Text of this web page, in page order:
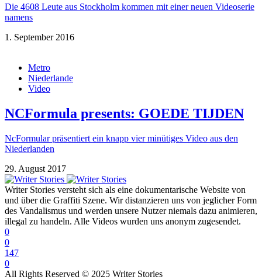
Die 4608 Leute aus Stockholm kommen mit einer neuen Videoserie
namens
1. September 2016
Metro
Niederlande
Video
NCFormula presents: GOEDE TIJDEN
NcFormular präsentiert ein knapp vier minütiges Video aus den
Niederlanden
29. August 2017
Writer Stories versteht sich als eine dokumentarische Website von
und über die Graffiti Szene. Wir distanzieren uns von jeglicher Form
des Vandalismus und werden unsere Nutzer niemals dazu animieren,
illegal zu handeln. Alle Videos wurden uns anonym zugesendet.
0
0
147
0
All Rights Reserved © 2025 Writer Stories